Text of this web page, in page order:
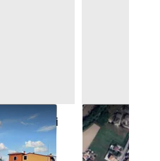
Asta
12.973 mq
79.488 €